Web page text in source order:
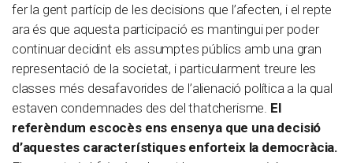
fer la gent partícip de les decisions que l’afecten, i el repte
ara és que aquesta participació es mantingui per poder
continuar decidint els assumptes públics amb una gran
representació de la societat, i particularment treure les
classes més desafavorides de l’alienació política a la qual
estaven condemnades des del thatcherisme. El
referèndum escocès ens ensenya que una decisió
d’aquestes característiques enforteix la democràcia.